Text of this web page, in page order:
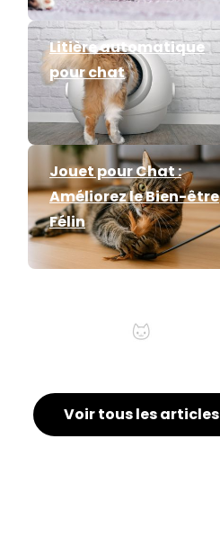
Litière automatique
pour chat
Jouet pour Chat :
Améliorez le Bien-être
Félin
Voir tous les articles